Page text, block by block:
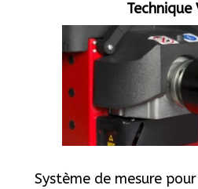
Technique
Système de mesure